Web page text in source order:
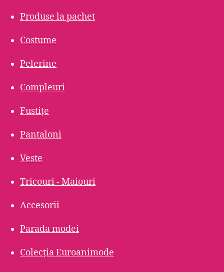
Produse la pachet
Costume
Pelerine
Compleuri
Fustițe
Pantaloni
Veste
Tricouri - Maiouri
Accesorii
Parada modei
Colecția Euroanimode